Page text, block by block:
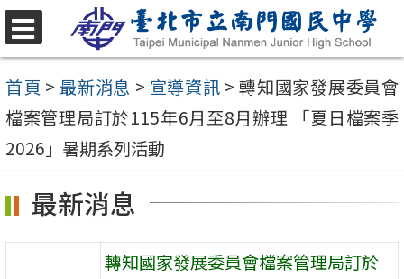
跳
至
主
要
內
區
選
單
首頁 > 最新消息 > 宣導資訊 > 轉知國家發展委員會
檔案管理局訂於115年6月至8月辦理 「夏日檔案季
2026」暑期系列活動
最新消息
轉知國家發展委員會檔案管理局訂於